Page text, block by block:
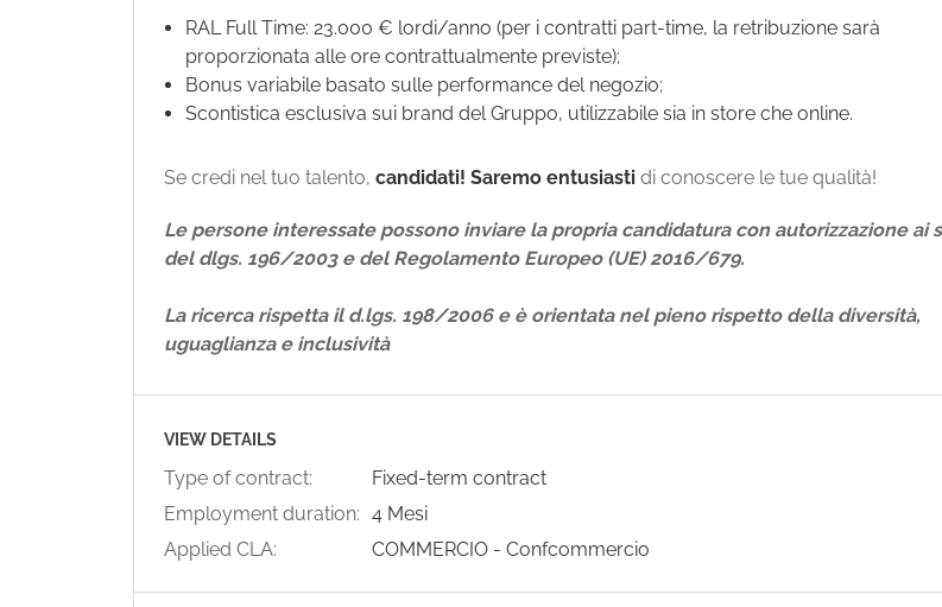
RAL Full Time: 23.000 € lordi/anno (per i contratti part-time, la retribuzione sarà
proporzionata alle ore contrattualmente previste);
Bonus variabile basato sulle performance del negozio;
Scontistica esclusiva sui brand del Gruppo, utilizzabile sia in store che online.
Se credi nel tuo talento, candidati! Saremo entusiasti di conoscere le tue qualità!
Le persone interessate possono inviare la propria candidatura con autorizzazione ai
del dlgs. 196/2003 e del Regolamento Europeo (UE) 2016/679.
La ricerca rispetta il d.lgs. 198/2006 e è orientata nel pieno rispetto della diversità,
uguaglianza e inclusività
VIEW DETAILS
Type of contract:
Fixed-term contract
Employment duration: 4 Mesi
Applied CLA:
COMMERCIO - Confcommercio